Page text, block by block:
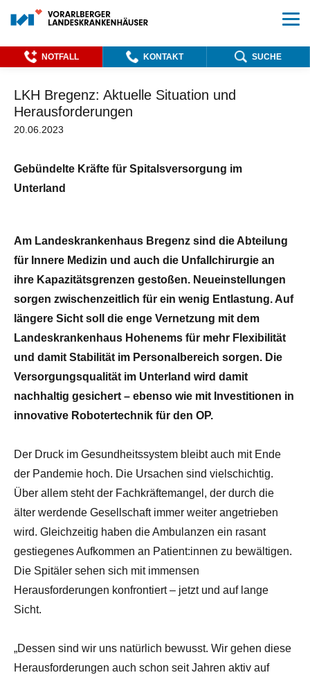
NOTFALL KONTAKT SUCHE
LKH Bregenz: Aktuelle Situation und
Herausforderungen
20.06.2023
Gebündelte Kräfte für Spitalsversorgung im
Unterland
Am Landeskrankenhaus Bregenz sind die Abteilung
für Innere Medizin und auch die Unfallchirurgie an
ihre Kapazitätsgrenzen gestoßen. Neueinstellungen
sorgen zwischenzeitlich für ein wenig Entlastung. Auf
längere Sicht soll die enge Vernetzung mit dem
Landeskrankenhaus Hohenems für mehr Flexibilität
und damit Stabilität im Personalbereich sorgen. Die
Versorgungsqualität im Unterland wird damit
nachhaltig gesichert – ebenso wie mit Investitionen in
innovative Robotertechnik für den OP.
Der Druck im Gesundheitssystem bleibt auch mit Ende
der Pandemie hoch. Die Ursachen sind vielschichtig.
Über allem steht der Fachkräftemangel, der durch die
älter werdende Gesellschaft immer weiter angetrieben
wird. Gleichzeitig haben die Ambulanzen ein rasant
gestiegenes Aufkommen an Patient:innen zu bewältigen.
Die Spitäler sehen sich mit immensen
Herausforderungen konfrontiert – jetzt und auf lange
Sicht.
„Dessen sind wir uns natürlich bewusst. Wir gehen diese
Herausforderungen auch schon seit Jahren aktiv auf